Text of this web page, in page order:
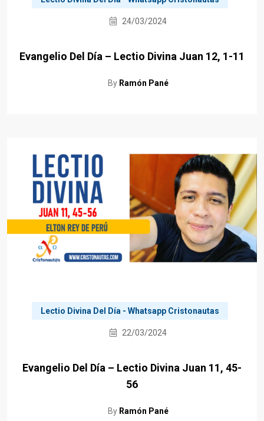
24/03/2024
Evangelio Del Día – Lectio Divina Juan 12, 1-11
By Ramón Pané
Lectio Divina Del Día - Whatsapp Cristonautas
22/03/2024
Evangelio Del Día – Lectio Divina Juan 11, 45-
56
By Ramón Pané